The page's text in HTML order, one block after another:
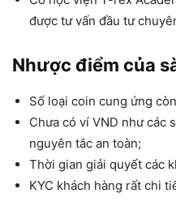
được tư vấn đầu tư
Nhược điểm của
Số loại coin cung ứng
Chưa có ví VND như các
nguyên tắc an toàn;
Thời gian giải quyết các
KYC khách hàng rất chi